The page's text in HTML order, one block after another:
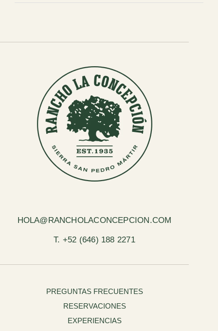
HOLA@RANCHOLACONCEPCION.COM
T. +52 (646) 188 2271
PREGUNTAS FRECUENTES
RESERVACIONES
EXPERIENCIAS